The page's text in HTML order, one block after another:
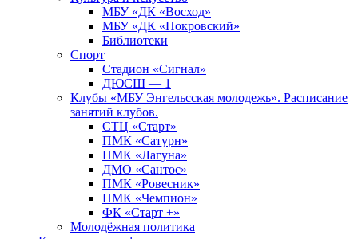
МБУ «ДК «Восход»
МБУ «ДК «Покровский»
Библиотеки
Спорт
Стадион «Сигнал»
ДЮСШ — 1
Клубы «МБУ Энгельсская молодежь». Расписание
занятий клубов.
СТЦ «Старт»
ПМК «Сатурн»
ПМК «Лагуна»
ДМО «Сантос»
ПМК «Ровесник»
ПМК «Чемпион»
ФК «Старт +»
Молодёжная политика